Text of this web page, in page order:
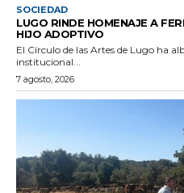
SOCIEDAD
LUGO RINDE HOMENAJE A
HIJO ADOPTIVO
El Círculo de las Artes de Lugo ha
institucional...
7 agosto, 2026